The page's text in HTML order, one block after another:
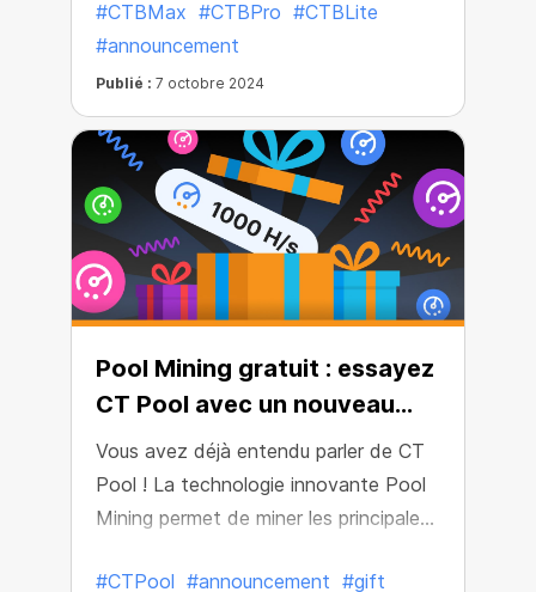
#CTBMax #CTBPro #CTBLite
#announcement
Publié : 7 octobre 2024
Pool Mining gratuit : essayez
CT Pool avec un nouveau
cadeau!
Vous avez déjà entendu parler de CT
Pool ! La technologie innovante Pool
Mining permet de miner les principales
dizaines de millions de H/s. Et tout
#CTPool #announcement #gift